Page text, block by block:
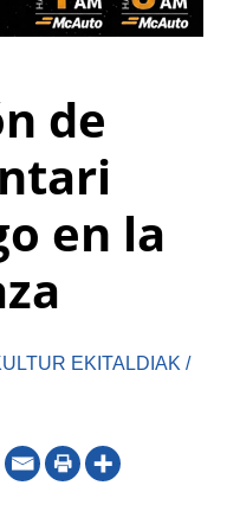
de
en la
EKITALDIAK /